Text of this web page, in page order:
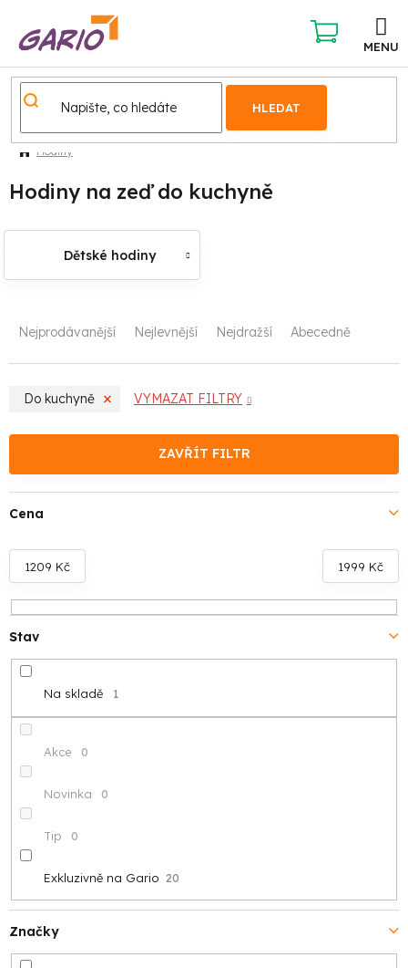
obsah
HLEDAT
NÁKUPNÍ
KOŠÍK
Hodiny
Hodiny na zeď do kuchyně
Dětské hodiny
Ř
í
o
d
u
k
ů
Nejprodávanější Nejlevnější Nejdražší Abecedně
Do kuchyně VYMAZAT FILTRY
ZAVŘÍT FILTR
Cena
1209 Kč 1999 Kč
Stav
Na skladě 1
Akce 0
Novinka 0
Tip 0
Exkluzivně na Gario 20
Značky